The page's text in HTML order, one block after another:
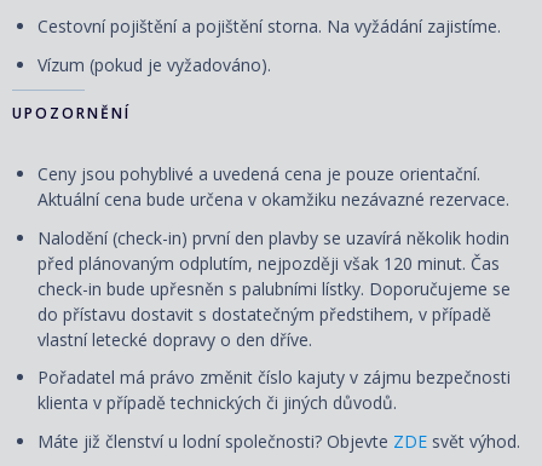
Cestovní pojištění a pojištění storna. Na vyžádání zajistíme.
Vízum (pokud je vyžadováno).
UPOZORNĚNÍ
Ceny jsou pohyblivé a uvedená cena je pouze orientační.
Aktuální cena bude určena v okamžiku nezávazné rezervace.
Nalodění (check-in) první den plavby se uzavírá několik hodin
před plánovaným odplutím, nejpozději však 120 minut. Čas
check-in bude upřesněn s palubními lístky. Doporučujeme se
do přístavu dostavit s dostatečným předstihem, v případě
vlastní letecké dopravy o den dříve.
Pořadatel má právo změnit číslo kajuty v zájmu bezpečnosti
klienta v případě technických či jiných důvodů.
Máte již členství u lodní společnosti? Objevte ZDE svět výhod.